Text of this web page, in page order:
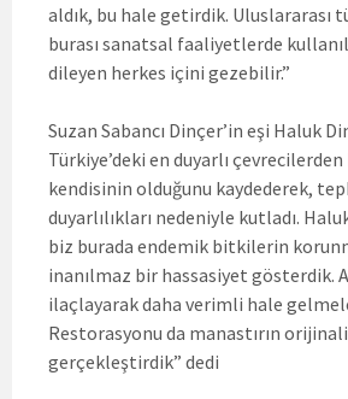
aldık, bu hale getirdik. Uluslararası
burası sanatsal faaliyetlerde
dileyen herkes içini gezebilir.”
Suzan Sabancı Dinçer’in eşi Haluk
Türkiye’deki en duyarlı
kendisinin olduğunu kaydederek,
duyarlılıkları nedeniyle kutladı.
biz burada endemik bitkilerin
inanılmaz bir hassasiyet gösterdik.
ilaçlayarak daha verimli hale
Restorasyonu da manastırın
gerçekleştirdik” dedi